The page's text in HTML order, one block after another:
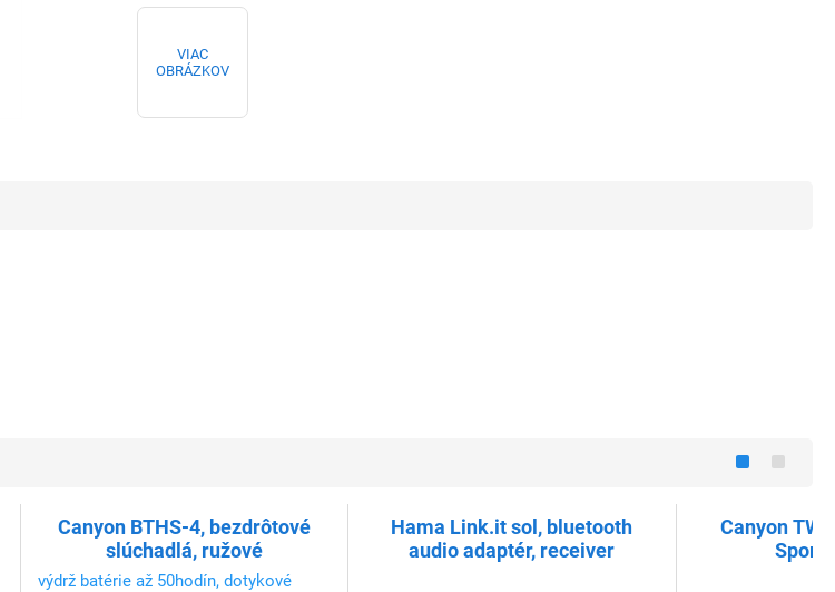
VIAC
OBRÁZKOV
Canyon BTHS-4, bezdrôtové
slúchadlá, ružové
výdrž batérie až 50hodín, dotykové
Hama Link.it sol, bluetooth
audio adaptér, receiver
Canyon
Sport,